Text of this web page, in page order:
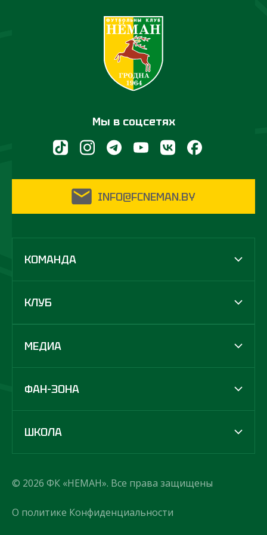
Мы в соцсетях
INFO@FCNEMAN.BY
КОМАНДА
КЛУБ
МЕДИА
ФАН-ЗОНА
ШКОЛА
© 2026 ФК «НЕМАН». Все права защищены
О политике Конфиденциальности